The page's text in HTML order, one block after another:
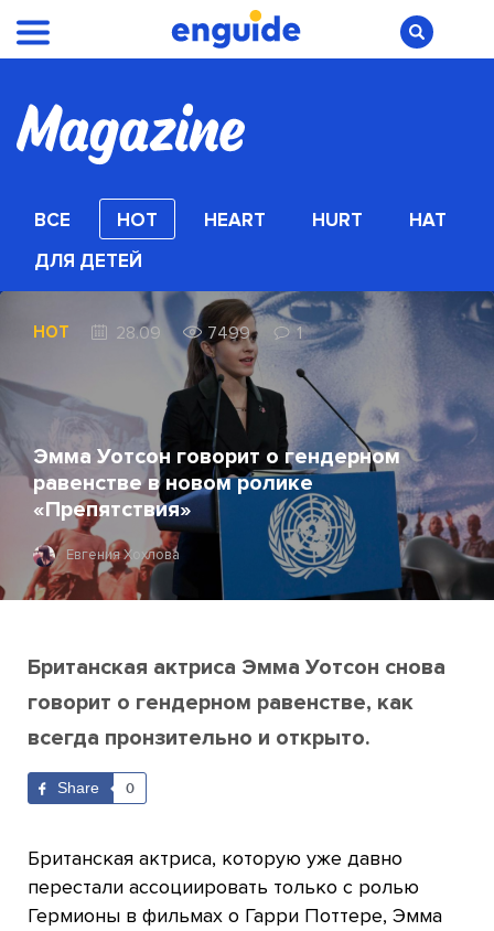
ВСЕ HOT HEART HURT
HAT
ДЛЯ ДЕТЕЙ
HOT 28.09 7499 1
Эмма Уотсон говорит о гендерном
равенстве в новом ролике
«Препятствия»
Евгения Хохлова
Британская актриса Эмма Уотсон снова
говорит о гендерном равенстве, как
всегда пронзительно и открыто.
Share 0
Британская актриса, которую уже давно
перестали ассоциировать только с ролью
Гермионы в фильмах о Гарри Поттере, Эмма